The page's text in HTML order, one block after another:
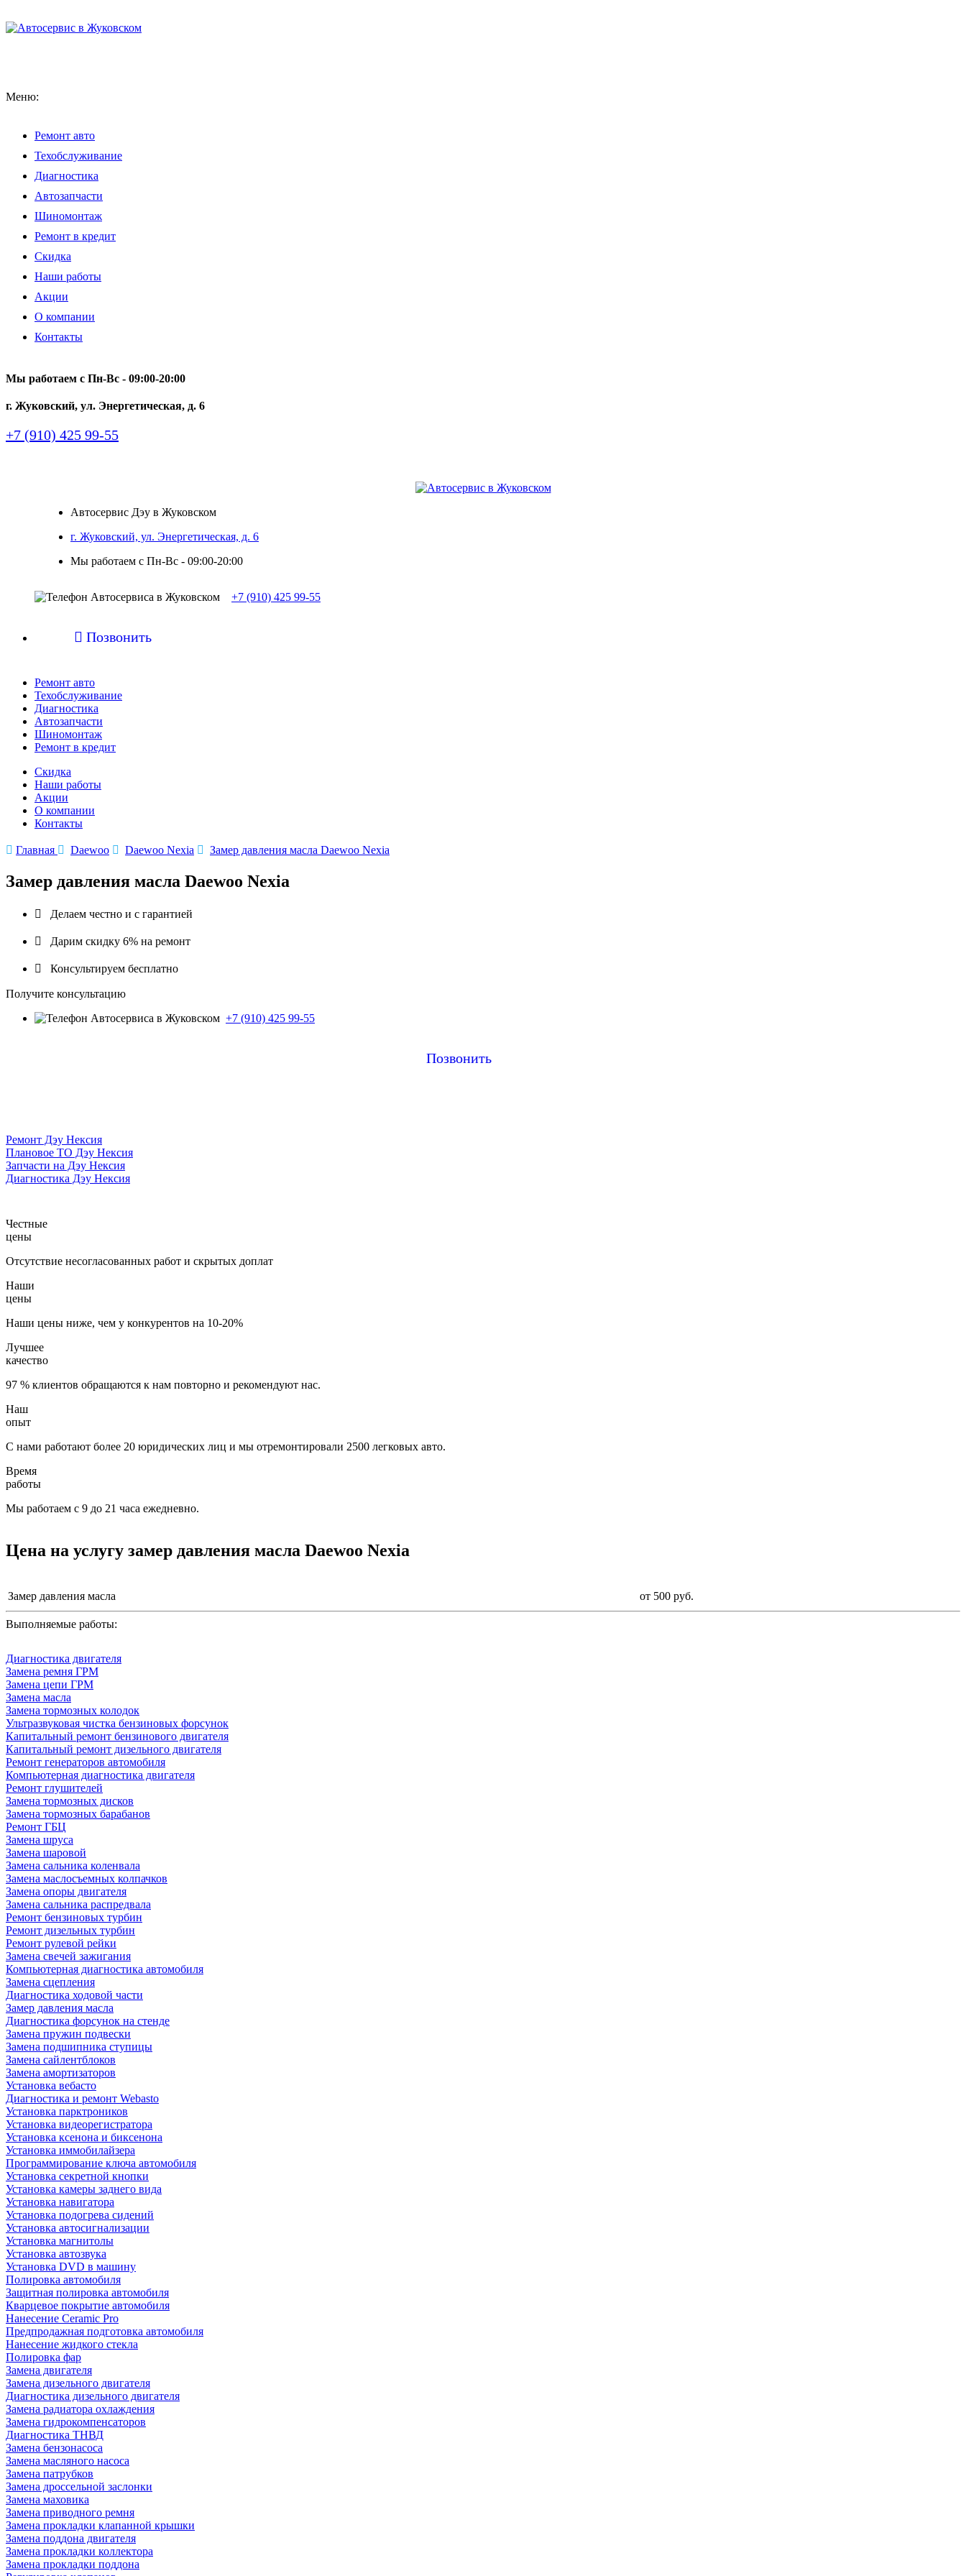
Меню:
Ремонт авто
Техобслуживание
Диагностика
Автозапчасти
Шиномонтаж
Ремонт в кредит
Скидка
Наши работы
Акции
О компании
Контакты
Мы работаем с Пн-Вc - 09:00-20:00
г. Жуковский, ул. Энергетическая, д. 6
+7 (910) 425 99-55
Автосервис Дэу в Жуковском
г. Жуковский, ул. Энергетическая, д. 6
Мы работаем с Пн-Вc - 09:00-20:00
+7 (910) 425 99-55
 Позвонить
Ремонт авто
Техобслуживание
Диагностика
Автозапчасти
Шиномонтаж
Ремонт в кредит
Скидка
Наши работы
Акции
О компании
Контакты
 Главная  Daewoo  Daewoo Nexia  Замер давления масла Daewoo Nexia
Замер давления масла Daewoo Nexia
 Делаем честно и с гарантией
 Дарим скидку 6% на ремонт
 Консультируем бесплатно
Получите консультацию
+7 (910) 425 99-55
Позвонить
Ремонт Дэу Нексия
Плановое ТО Дэу Нексия
Запчасти на Дэу Нексия
Диагностика Дэу Нексия
Честные
цены
Отсутствие несогласованных работ и скрытых доплат
Наши
цены
Наши цены ниже, чем у конкурентов на 10-20%
Лучшее
качество
97 % клиентов обращаются к нам повторно и рекомендуют нас.
Наш
опыт
С нами работают более 20 юридических лиц и мы отремонтировали 2500 легковых авто.
Время
работы
Мы работаем с 9 до 21 часа ежедневно.
Цена на услугу замер давления масла Daewoo Nexia
Замер давления масла от 500 руб.
Выполняемые работы:
Диагностика двигателя
Замена ремня ГРМ
Замена цепи ГРМ
Замена масла
Замена тормозных колодок
Ультразвуковая чистка бензиновых форсунок
Капитальный ремонт бензинового двигателя
Капитальный ремонт дизельного двигателя
Ремонт генераторов автомобиля
Компьютерная диагностика двигателя
Ремонт глушителей
Замена тормозных дисков
Замена тормозных барабанов
Ремонт ГБЦ
Замена шруса
Замена шаровой
Замена сальника коленвала
Замена маслосъемных колпачков
Замена опоры двигателя
Замена сальника распредвала
Ремонт бензиновых турбин
Ремонт дизельных турбин
Ремонт рулевой рейки
Замена свечей зажигания
Компьютерная диагностика автомобиля
Замена сцепления
Диагностика ходовой части
Замер давления масла
Диагностика форсунок на стенде
Замена пружин подвески
Замена подшипника ступицы
Замена сайлентблоков
Замена амортизаторов
Установка вебасто
Диагностика и ремонт Webasto
Установка парктроников
Установка видеорегистратора
Установка ксенона и биксенона
Установка иммобилайзера
Программирование ключа автомобиля
Установка секретной кнопки
Установка камеры заднего вида
Установка навигатора
Установка подогрева сидений
Установка автосигнализации
Установка магнитолы
Установка автозвука
Установка DVD в машину
Полировка автомобиля
Защитная полировка автомобиля
Кварцевое покрытие автомобиля
Нанесение Ceramic Pro
Предпродажная подготовка автомобиля
Нанесение жидкого стекла
Полировка фар
Замена двигателя
Замена дизельного двигателя
Диагностика дизельного двигателя
Замена радиатора охлаждения
Замена гидрокомпенсаторов
Диагностика ТНВД
Замена бензонасоса
Замена масляного насоса
Замена патрубков
Замена дроссельной заслонки
Замена маховика
Замена приводного ремня
Замена прокладки клапанной крышки
Замена поддона двигателя
Замена прокладки коллектора
Замена прокладки поддона